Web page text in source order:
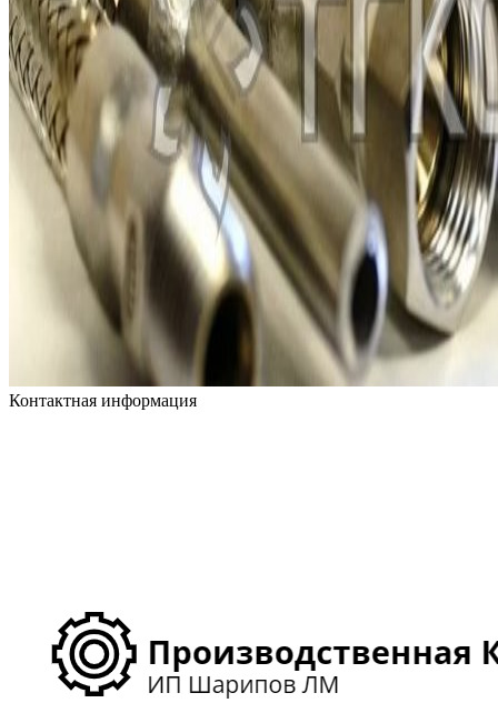
Контактная информация